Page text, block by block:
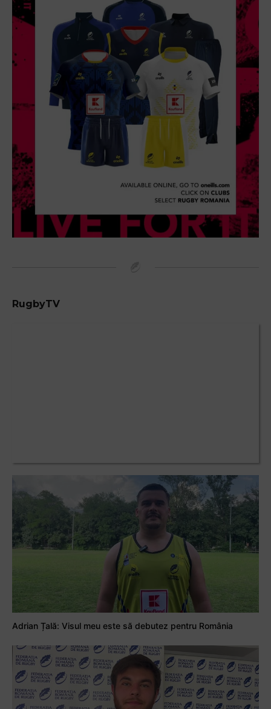
RugbyTV
Adrian Țală: Visul meu este să debutez pentru România